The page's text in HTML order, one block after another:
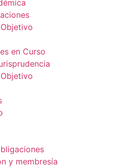
en Curso
y membresía​